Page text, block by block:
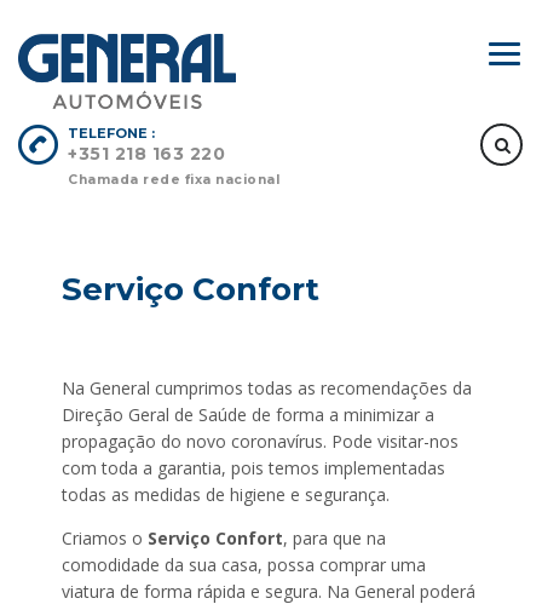
TELEFONE :
+351 218 163 220
Chamada rede fixa nacional
Serviço Confort
Na General cumprimos todas as recomendações da
Direção Geral de Saúde de forma a minimizar a
propagação do novo coronavírus. Pode visitar-nos
com toda a garantia, pois temos implementadas
todas as medidas de higiene e segurança.
Criamos o Serviço Confort, para que na
comodidade da sua casa, possa comprar uma
viatura de forma rápida e segura. Na General poderá